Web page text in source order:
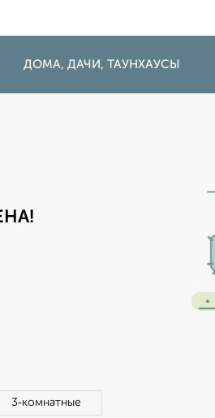
ДОМА, ДАЧИ, ТАУНХАУСЫ
3‑комнатные